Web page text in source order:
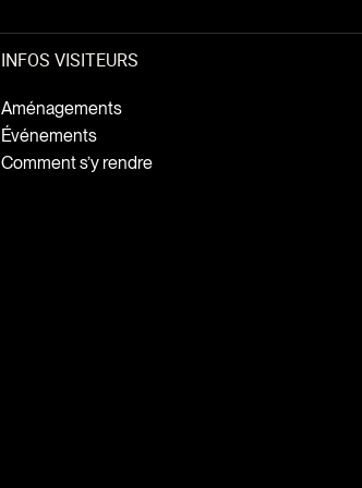
INFOS VISITEURS
Aménagements
Événements
Comment s’y rendre